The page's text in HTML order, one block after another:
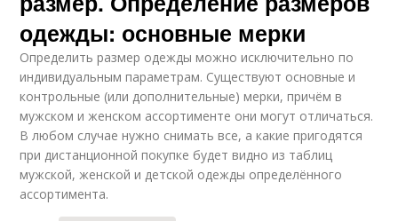
одежды: основные мерки
Определить размер одежды можно исключительно по
индивидуальным параметрам. Существуют основные и
контрольные (или дополнительные) мерки, причём в
мужском и женском ассортименте они могут отличаться.
В любом случае нужно снимать все, а какие пригодятся
при дистанционной покупке будет видно из таблиц
мужской, женской и детской одежды определённого
ассортимента.